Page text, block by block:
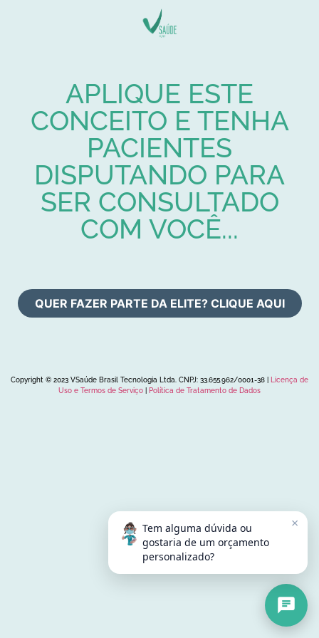
APLIQUE ESTE
CONCEITO E TENHA
PACIENTES
DISPUTANDO PARA
SER CONSULTADO
COM VOCÊ...
QUER FAZER PARTE DA ELITE? CLIQUE AQUI
Copyright © 2023 VSaúde Brasil Tecnologia Ltda. CNPJ: 33.655.962/0001-38 |
Licença de
Uso e Termos de Serviço
Política de Tratamento de Dados
Tem alguma dúvida ou
gostaria de um orçamento
personalizado?
×